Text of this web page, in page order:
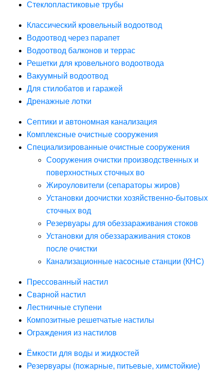
Стеклопластиковые трубы
Классический кровельный водоотвод
Водоотвод через парапет
Водоотвод балконов и террас
Решетки для кровельного водоотвода
Вакуумный водоотвод
Для стилобатов и гаражей
Дренажные лотки
Септики и автономная канализация
Комплексные очистные сооружения
Специализированные очистные сооружения
Сооружения очистки производственных и
поверхностных сточных во
Жироуловители (сепараторы жиров)
Установки доочистки хозяйственно-бытовых
сточных вод
Резервуары для обеззараживания стоков
Установки для обеззараживания стоков
после очистки
Канализационные насосные станции (КНС)
Прессованный настил
Сварной настил
Лестничные ступени
Композитные решетчатые настилы
Ограждения из настилов
Ёмкости для воды и жидкостей
Резервуары (пожарные, питьевые, химстойкие)